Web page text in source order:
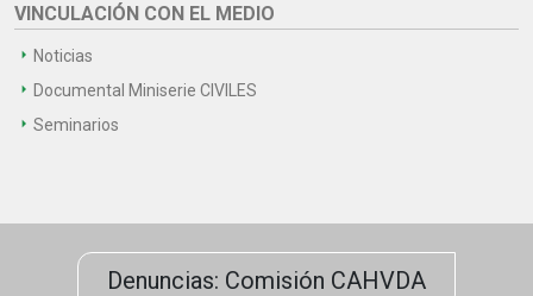
VINCULACIÓN CON EL MEDIO
Noticias
Documental Miniserie CIVILES
Seminarios
Denuncias: Comisión CAHVDA